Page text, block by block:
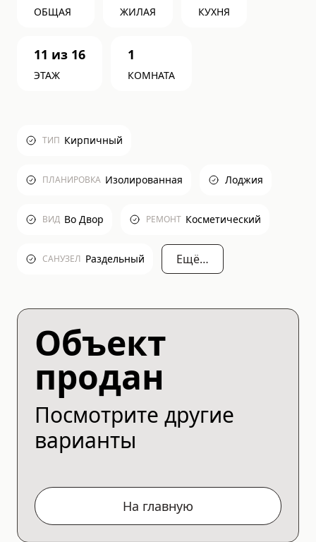
ОБЩАЯ ЖИЛАЯ КУХНЯ
11 из 16
ЭТАЖ
1
КОМНАТА
ТИП Кирпичный
ПЛАНИРОВКА Изолированная Лоджия
ВИД Во Двор РЕМОНТ Косметический
САНУЗЕЛ Раздельный Ещё…
Объект
продан
Посмотрите другие
варианты
На главную